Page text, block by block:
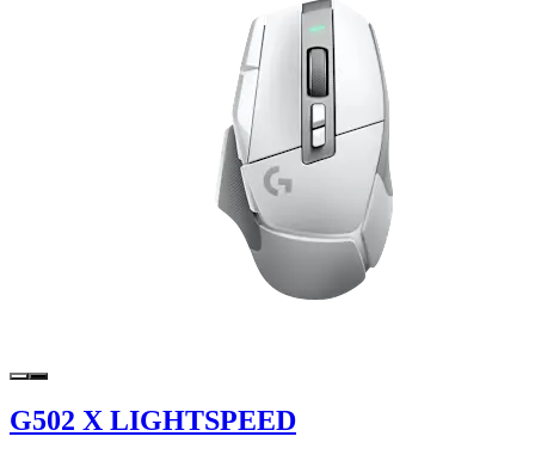
G502 X LIGHTSPEED